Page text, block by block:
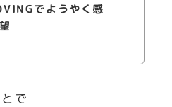
でようやく感
で